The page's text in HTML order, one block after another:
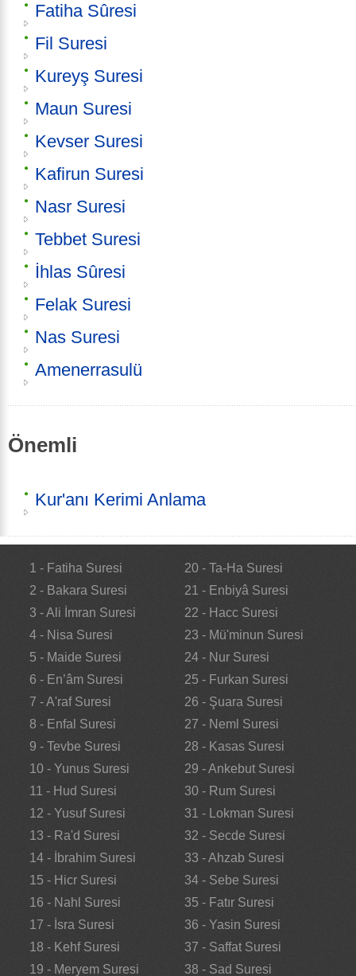
Fatiha Sûresi
Fil Suresi
Kureyş Suresi
Maun Suresi
Kevser Suresi
Kafirun Suresi
Nasr Suresi
Tebbet Suresi
İhlas Sûresi
Felak Suresi
Nas Suresi
Amenerrasulü
Önemli
Kur'anı Kerimi Anlama
1 - Fatiha Suresi
2 - Bakara Suresi
3 - Ali İmran Suresi
4 - Nisa Suresi
5 - Maide Suresi
6 - En’âm Suresi
7 - A'raf Suresi
8 - Enfal Suresi
9 - Tevbe Suresi
10 - Yunus Suresi
11 - Hud Suresi
12 - Yusuf Suresi
13 - Ra'd Suresi
14 - İbrahim Suresi
15 - Hicr Suresi
16 - Nahl Suresi
17 - İsra Suresi
18 - Kehf Suresi
19 - Meryem Suresi
20 - Ta-Ha Suresi
21 - Enbiyâ Suresi
22 - Hacc Suresi
23 - Mü'minun Suresi
24 - Nur Suresi
25 - Furkan Suresi
26 - Şuara Suresi
27 - Neml Suresi
28 - Kasas Suresi
29 - Ankebut Suresi
30 - Rum Suresi
31 - Lokman Suresi
32 - Secde Suresi
33 - Ahzab Suresi
34 - Sebe Suresi
35 - Fatır Suresi
36 - Yasin Suresi
37 - Saffat Suresi
38 - Sad Suresi